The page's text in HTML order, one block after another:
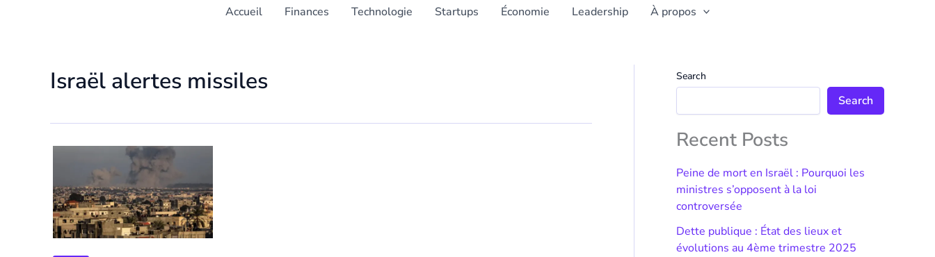
Accueil Finances Technologie Startups Économie Leadership À propos
Israël alertes missiles Search
Search
Recent Posts
Peine de mort en Israël : Pourquoi les
ministres s’opposent à la loi
controversée
Dette publique : État des lieux et
évolutions au 4ème trimestre 2025